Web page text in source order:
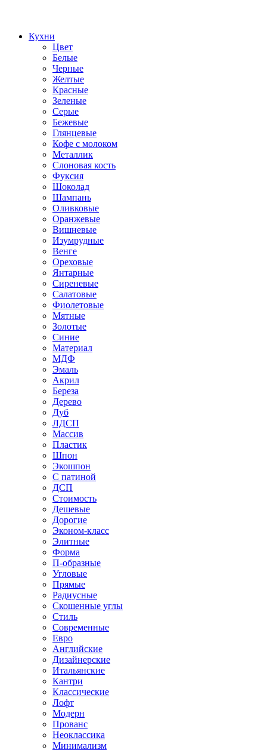
Кухни
Цвет
Белые
Черные
Желтые
Красные
Зеленые
Серые
Бежевые
Глянцевые
Кофе с молоком
Металлик
Слоновая кость
Фуксия
Шоколад
Шампань
Оливковые
Оранжевые
Вишневые
Изумрудные
Венге
Ореховые
Янтарные
Сиреневые
Салатовые
Фиолетовые
Мятные
Золотые
Синие
Материал
МДФ
Эмаль
Акрил
Береза
Дерево
Дуб
ЛДСП
Массив
Пластик
Шпон
Экошпон
С патиной
ДСП
Стоимость
Дешевые
Дорогие
Эконом-класс
Элитные
Форма
П-образные
Угловые
Прямые
Радиусные
Скошенные углы
Стиль
Современные
Евро
Английские
Дизайнерские
Итальянские
Кантри
Классические
Лофт
Модерн
Прованс
Неоклассика
Минимализм